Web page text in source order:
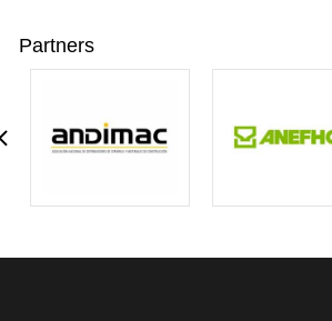
Partners